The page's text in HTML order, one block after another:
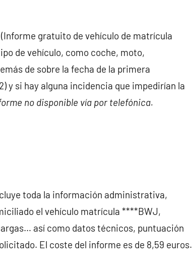
(Informe gratuito de vehículo de matrícula
de vehículo, como coche, moto,
de sobre la fecha de la primera
y si hay alguna incidencia que impedirían la
no disponible vía por telefónica.
toda la información administrativa,
el vehículo matrícula ****BWJ,
así como datos técnicos, puntuación
El coste del informe es de 8,59 euros.